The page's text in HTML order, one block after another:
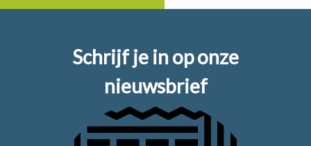
Schrijf je in op onze
nieuwsbrief